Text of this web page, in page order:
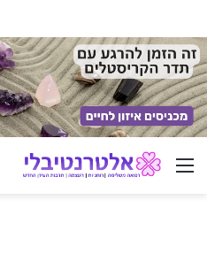
ניווט באתר